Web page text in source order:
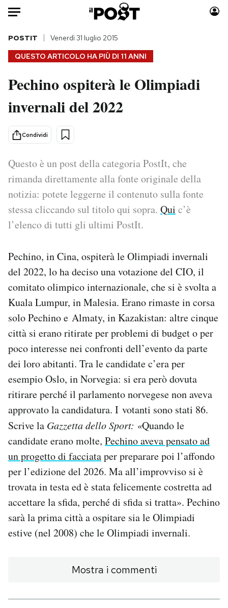
Auto
HOME
Italia
Politica
Tecnologia
Internet
Scienza
Cultura
Moda
Media
Europa
NEWSLETTER
I MIEI PREFERITI
SHOP
CALENDARIO
Area Personale
Newsletter
Hai bisogno di aiuto?
Esci
QUESTO ARTICOLO HA PIÙ DI 11 ANNI
POSTIT Venerdì 31 luglio 2015
Pechino ospiterà le Olimpiadi
invernali del 2022
Condividi
Questo è un post della categoria PostIt, che
rimanda direttamente alla fonte originale della
notizia: potete leggerne il contenuto sulla fonte
stessa cliccando sul titolo qui sopra. Qui c’è
l’elenco di tutti gli ultimi PostIt.
Pechino, in Cina, ospiterà le Olimpiadi invernali
del 2022, lo ha deciso una votazione del CIO, il
comitato olimpico internazionale, che si è svolta a
Kuala Lumpur, in Malesia. Erano rimaste in corsa
solo Pechino e Almaty, in Kazakistan: altre cinque
città si erano ritirate per problemi di budget o per
poco interesse nei confronti dell’evento da parte
dei loro abitanti. Tra le candidate c’era per
esempio Oslo, in Norvegia: si era però dovuta
ritirare perché il parlamento norvegese non aveva
approvato la candidatura. I votanti sono stati 86.
Scrive la Gazzetta dello Sport: «Quando le
candidate erano molte, Pechino aveva pensato ad
un progetto di facciataper preparare poi l’affondo
per l’edizione del 2026. Ma all’improvviso si è
trovata in testa ed è stata felicemente costretta ad
accettare la sfida, perché di sfida si tratta». Pechino
sarà la prima città a ospitare sia le Olimpiadi
estive (nel 2008) che le Olimpiadi invernali.
Mostra i commenti